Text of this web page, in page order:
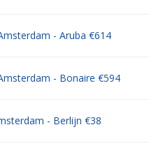
- Aruba €614
- Bonaire €594
- Berlijn €38